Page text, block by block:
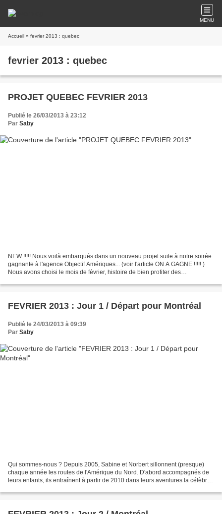
MENU
Accueil » fevrier 2013 : quebec
fevrier 2013 : quebec
PROJET QUEBEC FEVRIER 2013
Publié le 26/03/2013 à 23:12
Par Saby
NEW !!!!! Nous voilà embarqués dans un nouveau projet suite à notre soirée
gagnante à l'agence Objectif Amériques... (voir l'article ON A GAGNE !!!!! )
Nous avons choisi le mois de février, histoire de bien profiter des
FEVRIER 2013 : Jour 1 / Départ pour Montréal
Publié le 24/03/2013 à 09:39
Par Saby
Qui sommes-nous ? Depuis 2005, Sabine et Norbert sillonnent (presque)
chaque année les routes de l'Amérique du Nord. D'abord accompagnés de
leurs enfants, ils entraînent à partir de 2010 dans leurs aventures la célèbre